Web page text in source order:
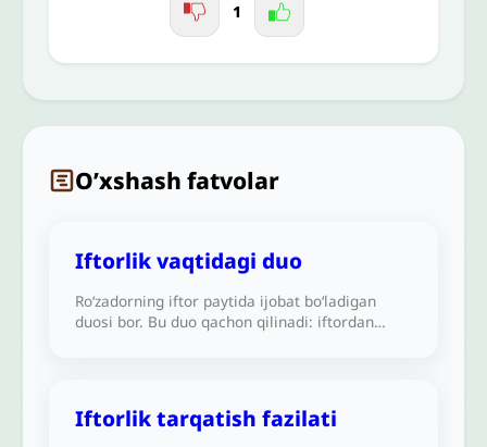
1
O’xshash fatvolar
Iftorlik vaqtidagi duo
Ro‘zadorning iftor paytida ijobat bo‘ladigan
duosi bor. Bu duo qachon qilinadi: iftordan
Iftorlik tarqatish fazilati